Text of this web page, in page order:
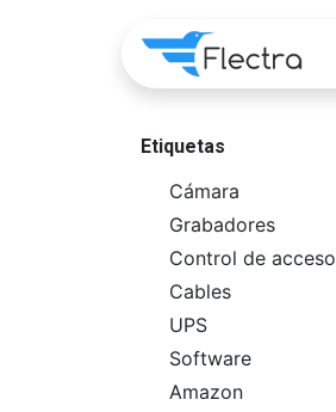
Etiquetas
Cámara
Grabadores
Control de acceso
Cables
UPS
Software
Amazon